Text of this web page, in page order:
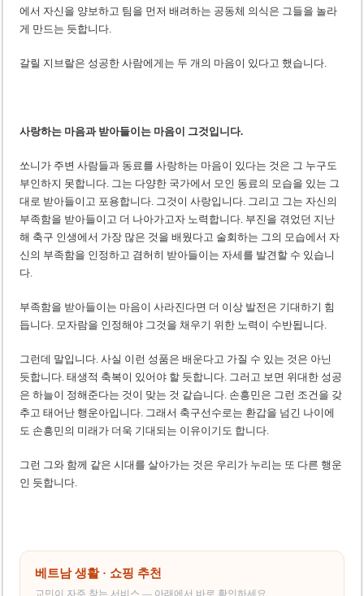
에서 자신을 양보하고 팀을 먼저 배려하는 공동체 의식은 그들을 놀라
게 만드는 듯합니다.
갈릴 지브랄은 성공한 사람에게는 두 개의 마음이 있다고 했습니다.
사랑하는 마음과 받아들이는 마음이 그것입니다.
쏘니가 주변 사람들과 동료를 사랑하는 마음이 있다는 것은 그 누구도
부인하지 못합니다. 그는 다양한 국가에서 모인 동료의 모습을 있는 그
대로 받아들이고 포용합니다. 그것이 사랑입니다. 그리고 그는 자신의
부족함을 받아들이고 더 나아가고자 노력합니다. 부진을 겪었던 지난
해 축구 인생에서 가장 많은 것을 배웠다고 술회하는 그의 모습에서 자
신의 부족함을 인정하고 겸허히 받아들이는 자세를 발견할 수 있습니
다.
부족함을 받아들이는 마음이 사라진다면 더 이상 발전은 기대하기 힘
듭니다. 모자람을 인정해야 그것을 채우기 위한 노력이 수반됩니다.
그런데 말입니다. 사실 이런 성품은 배운다고 가질 수 있는 것은 아닌
듯합니다. 태생적 축복이 있어야 할 듯합니다. 그러고 보면 위대한 성공
은 하늘이 정해준다는 것이 맞는 것 같습니다. 손흥민은 그런 조건을 갖
추고 태어난 행운아입니다. 그래서 축구선수로는 환갑을 넘긴 나이에
도 손흥민의 미래가 더욱 기대되는 이유이기도 합니다.
그런 그와 함께 같은 시대를 살아가는 것은 우리가 누리는 또 다른 행운
인 듯합니다.
베트남 생활 · 쇼핑 추천
교민이 자주 찾는 서비스 — 아래에서 바로 확인하세요